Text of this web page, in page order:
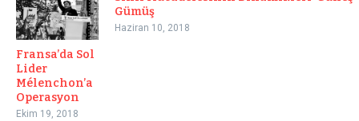
Fransa’da Sol
Lider
Mélenchon’a
Operasyon
Ekim 19, 2018
Gümüş
Haziran 10, 2018